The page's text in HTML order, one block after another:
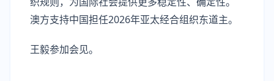
澳方支持中国担任2026年亚太经合组织东道主。
王毅参加会见。